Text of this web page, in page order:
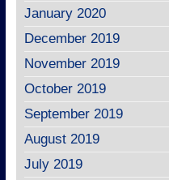
January 2020
December 2019
November 2019
October 2019
September 2019
August 2019
July 2019